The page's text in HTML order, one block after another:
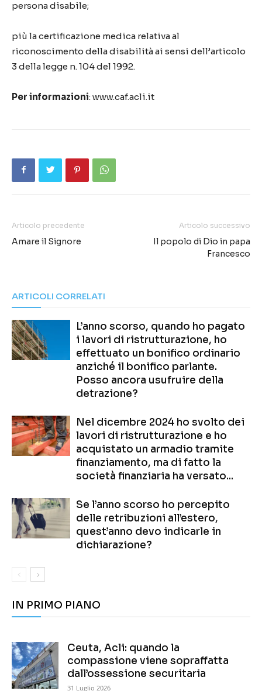
persona disabile;
più la certificazione medica relativa al
riconoscimento della disabilità ai sensi dell’articolo
3 della legge n. 104 del 1992.
Per informazioni: www.caf.acli.it
Articolo precedente
Amare il Signore
Articolo successivo
Il popolo di Dio in papa
Francesco
ARTICOLI CORRELATI
L’anno scorso, quando ho pagato
i lavori di ristrutturazione, ho
effettuato un bonifico ordinario
anziché il bonifico parlante.
Posso ancora usufruire della
detrazione?
Nel dicembre 2024 ho svolto dei
lavori di ristrutturazione e ho
acquistato un armadio tramite
finanziamento, ma di fatto la
società finanziaria ha versato...
Se l’anno scorso ho percepito
delle retribuzioni all’estero,
quest’anno devo indicarle in
dichiarazione?
IN PRIMO PIANO
Ceuta, Acli: quando la
compassione viene sopraffatta
dall’ossessione securitaria
31 Luglio 2026